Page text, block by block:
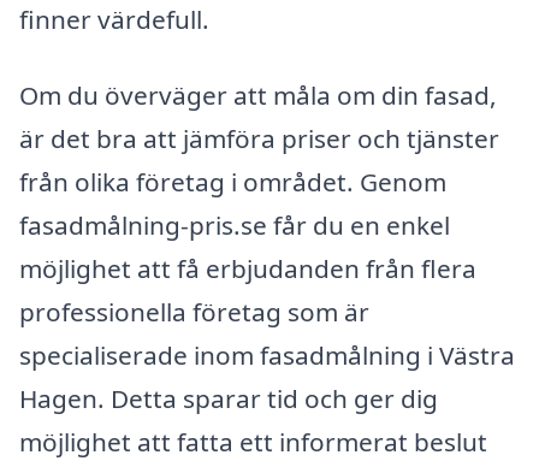
finner värdefull.
Om du överväger att måla om din fasad,
är det bra att jämföra priser och tjänster
från olika företag i området. Genom
fasadmålning-pris.se får du en enkel
möjlighet att få erbjudanden från flera
professionella företag som är
specialiserade inom fasadmålning i Västra
Hagen. Detta sparar tid och ger dig
möjlighet att fatta ett informerat beslut